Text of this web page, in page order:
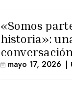
«Somos
historia»:
memoria
masculina
mayo 17, 2026 |